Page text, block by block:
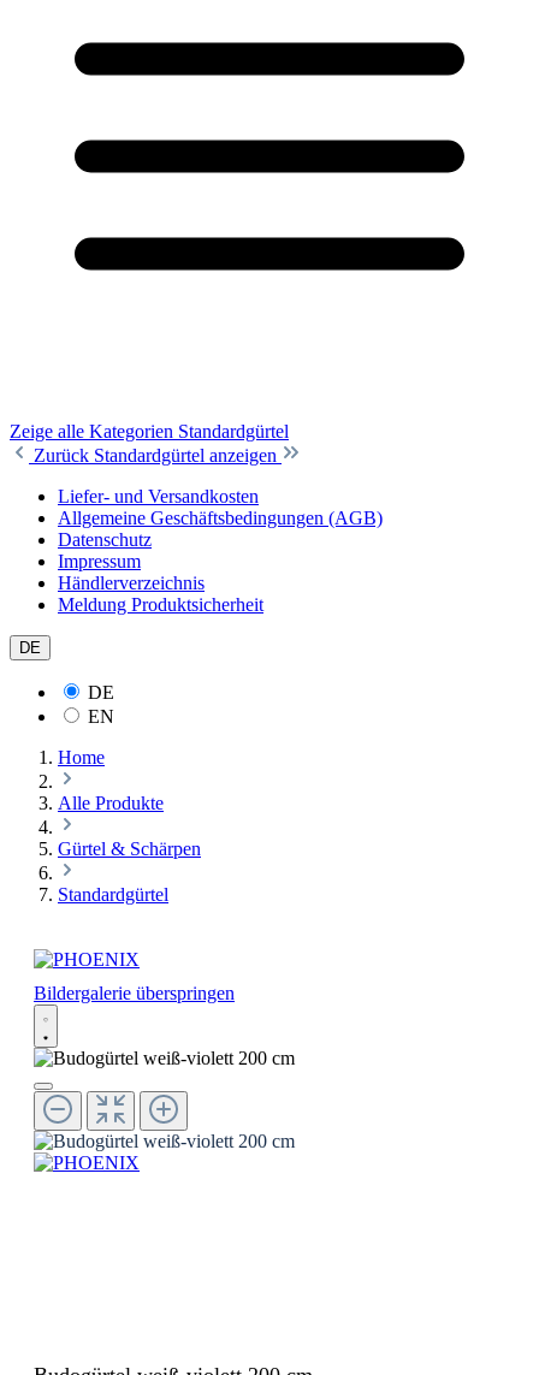
Zeige alle Kategorien Standardgürtel
Zurück Standardgürtel anzeigen
Liefer- und Versandkosten
Allgemeine Geschäftsbedingungen (AGB)
Datenschutz
Impressum
Händlerverzeichnis
Meldung Produktsicherheit
DE
DE
EN
Home
Alle Produkte
Gürtel & Schärpen
Standardgürtel
Bildergalerie überspringen